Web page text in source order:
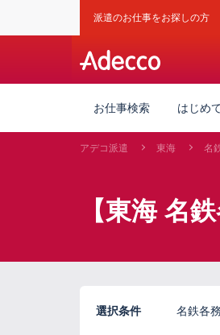
派遣のお仕事をお探しの方
お仕事検索 はじめ
アデコ派遣 東海 名
【東海 名
選択条件 名鉄各